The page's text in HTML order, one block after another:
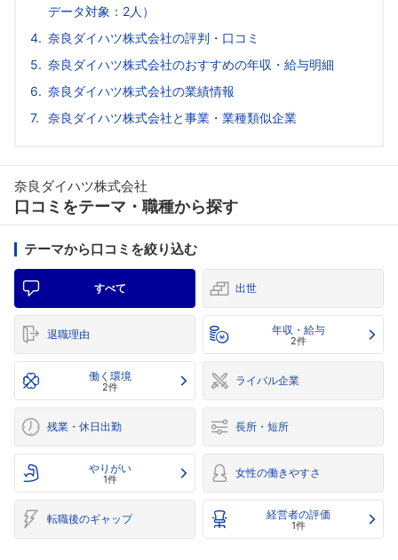
データ対象：2人）
奈良ダイハツ株式会社の評判・口コミ
奈良ダイハツ株式会社のおすすめの年収・給与明細
奈良ダイハツ株式会社の業績情報
奈良ダイハツ株式会社と事業・業種類似企業
奈良ダイハツ株式会社
口コミをテーマ・職種から探す
テーマから口コミを絞り込む
すべて 出世
退職理由 年収・給与
2件
働く環境
2件 ライバル企業
残業・休日出勤 長所・短所
やりがい
1件 女性の働きやすさ
転職後のギャップ 経営者の評価
1件